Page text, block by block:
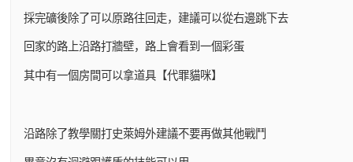
採完礦後除了可以原路往回走，建議可以從右邊跳下去
回家的路上沿路打牆壁，路上會看到一個彩蛋
其中有一個房間可以拿道具【代罪貓咪】
沿路除了教學關打史萊姆外建議不要再做其他戰鬥